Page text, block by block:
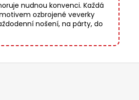
nudnou konvenci. Každá
ozbrojené veverky
nošení, na párty, do